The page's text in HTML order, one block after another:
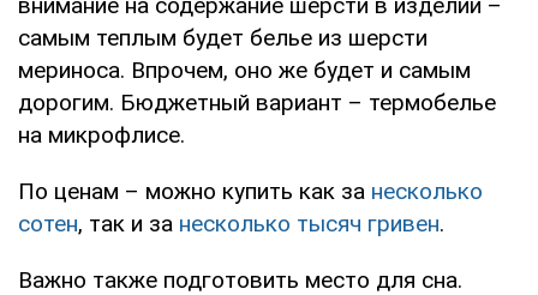
самым теплым будет белье из шерсти
мериноса. Впрочем, оно же будет и самым
дорогим. Бюджетный вариант – термобелье
на микрофлисе.
По ценам – можно купить как за несколько
сотен, так и за несколько тысяч гривен.
Важно также подготовить место для сна.